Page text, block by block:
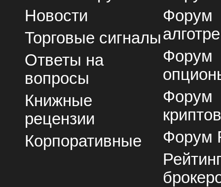
Новости
Торговые сигналы
Ответы на
вопросы
Книжные
рецензии
Корпоративные
Форум
Форум
Форум
Форум